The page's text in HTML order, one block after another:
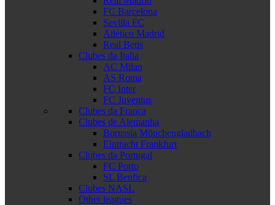
FC Barcelona
Sevilla FC
Atletico Madrid
Real Betis
Clubes da Italia
AC Milan
AS Roma
FC Inter
FC Juventus
Clubes da França
Clubes de Alemanha
Borussia Mönchengladbach
Eintracht Frankfurt
Clubes da Portugal
FC Porto
SL Benfica
Clubes NASL
Other leagues